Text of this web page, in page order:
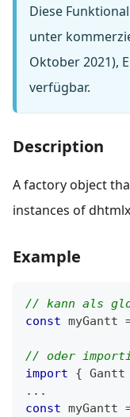
Diese
unter
Oktober 2021),
verfügbar.
Description
A factory object
instances of
Example
// kann als
const myGantt
// oder
import
{ Gantt
...
const myGantt